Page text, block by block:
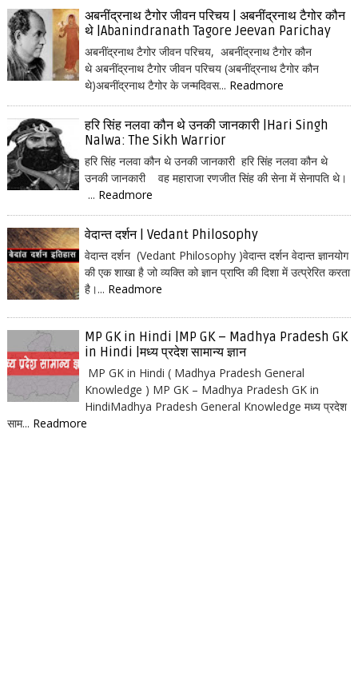
अबनींद्रनाथ टैगोर जीवन परिचय | अबनींद्रनाथ टैगोर कौन
थे |Abanindranath Tagore Jeevan Parichay
अबनींद्रनाथ टैगोर जीवन परिचय, अबनींद्रनाथ टैगोर कौन
थे अबनींद्रनाथ टैगोर जीवन परिचय (अबनींद्रनाथ टैगोर कौन
थे)अबनींद्रनाथ टैगोर के जन्मदिवस... Readmore
हरि सिंह नलवा कौन थे उनकी जानकारी |Hari Singh
Nalwa: The Sikh Warrior
हरि सिंह नलवा कौन थे उनकी जानकारी हरि सिंह नलवा कौन थे
उनकी जानकारी वह महाराजा रणजीत सिंह की सेना में सेनापति थे।
... Readmore
वेदान्त दर्शन | Vedant Philosophy
वेदान्त दर्शन (Vedant Philosophy )वेदान्त दर्शन वेदान्त ज्ञानयोग
की एक शाखा है जो व्यक्ति को ज्ञान प्राप्ति की दिशा में उत्प्रेरित करता
है।... Readmore
MP GK in Hindi |MP GK – Madhya Pradesh GK
in Hindi |मध्य प्रदेश सामान्य ज्ञान
MP GK in Hindi ( Madhya Pradesh General
Knowledge ) MP GK – Madhya Pradesh GK in
HindiMadhya Pradesh General Knowledge मध्य प्रदेश
साम... Readmore